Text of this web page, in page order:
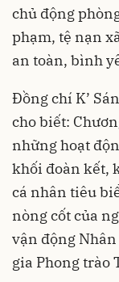
chủ động
phạm, tệ nạn
an toàn, bình
Đồng chí K’
cho biết:
những hoạt
khối đoàn kết,
cá nhân tiêu
nòng cốt của
vận động
gia Phong trào